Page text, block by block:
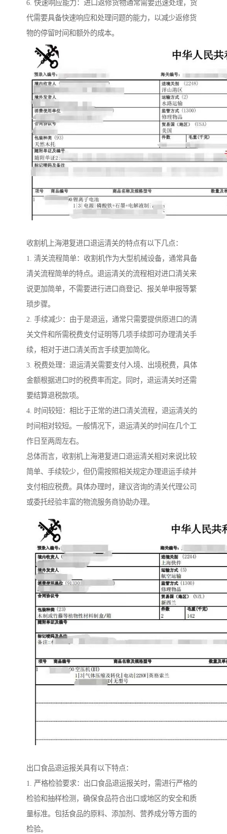
6. 快速响应能力：进口返修货物通常需要迅速处理，货
代需要具备快速响应和处理问题的能力，以减少返修货
物的停留时间和额外的成本。
收割机上海港复进口退运清关的特点有以下几点：
1. 清关流程简单：收割机作为大型机械设备，通常具备
清关流程简单的特点。退运清关的流程相对进口清关来
说更加简单，不需要进行进口商登记、报关单申报等繁
琐步骤。
2. 手续减少：由于是退运，通常只需要提供原进口的清
关文件和所需税费支付证明等几项手续即可办理清关手
续，相对于进口清关而言手续更加简化。
3. 税费处理：退运清关需要支付入境、出境税费，具体
金额根据进口时的税费率而定。同时，退运清关时还需
要结算退税款项。
4. 时间较短：相比于正常的进口清关流程，退运清关的
时间相对较短。一般情况下，退运清关的时间在几个工
作日至两周左右。
总体而言，收割机上海港复进口退运清关相对来说比较
简单、手续较少，但仍需按照相关规定办理退运手续并
支付相应税费。具体办理时，建议咨询的清关代理公司
或委托经验丰富的物流服务商协助办理。
出口食品退运报关具有以下特点：
1. 严格检验要求：出口食品退运报关时，需进行严格的
检验和抽样检测，确保食品符合出口或地区的安全和质
量标准。包括食品的原料、添加剂、营养成分等方面的
检验。